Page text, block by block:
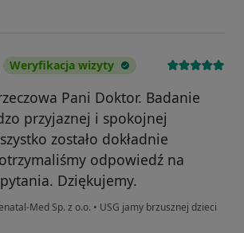
Weryfikacja wizyty
Pani Doktor. Badanie
przyjaznej i spokojnej
zostało dokładnie
odpowiedź na
Dziękujemy.
Med Sp. z o.o. • USG jamy brzusznej dzieci